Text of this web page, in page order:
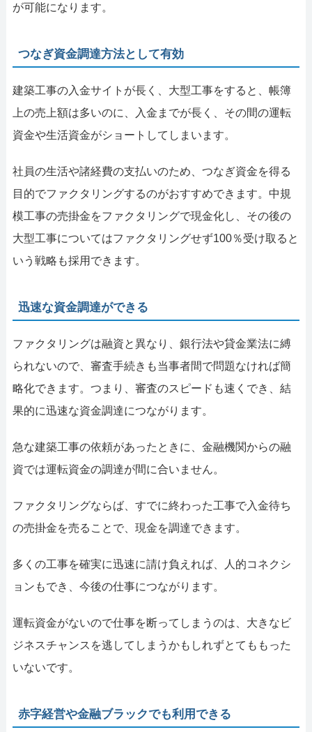
が可能になります。
つなぎ資金調達方法として有効
建築工事の入金サイトが長く、大型工事をすると、帳簿
上の売上額は多いのに、入金までが長く、その間の運転
資金や生活資金がショートしてしまいます。
社員の生活や諸経費の支払いのため、つなぎ資金を得る
目的でファクタリングするのがおすすめできます。中規
模工事の売掛金をファクタリングで現金化し、その後の
大型工事についてはファクタリングせず100％受け取ると
いう戦略も採用できます。
迅速な資金調達ができる
ファクタリングは融資と異なり、銀行法や貸金業法に縛
られないので、審査手続きも当事者間で問題なければ簡
略化できます。つまり、審査のスピードも速くでき、結
果的に迅速な資金調達につながります。
急な建築工事の依頼があったときに、金融機関からの融
資では運転資金の調達が間に合いません。
ファクタリングならば、すでに終わった工事で入金待ち
の売掛金を売ることで、現金を調達できます。
多くの工事を確実に迅速に請け負えれば、人的コネクシ
ョンもでき、今後の仕事につながります。
運転資金がないので仕事を断ってしまうのは、大きなビ
ジネスチャンスを逃してしまうかもしれずとてももった
いないです。
赤字経営や金融ブラックでも利用できる